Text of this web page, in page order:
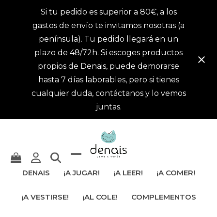
Si tu pedido es superior a 80€, a los
gastos de envío te invitamos nosotras (a
península). Tu pedido llegará en un
plazo de 48/72h. Si escoges productos
propios de Denais, puede demorarse
hasta 7 días laborables, pero si tienes
cualquier duda, contáctanos y lo vemos
juntas.
ocultar
móvil
DENAIS ¡A JUGAR! ¡A LEER! ¡A COMER!
¡A VESTIRSE! ¡AL COLE! COMPLEMENTOS